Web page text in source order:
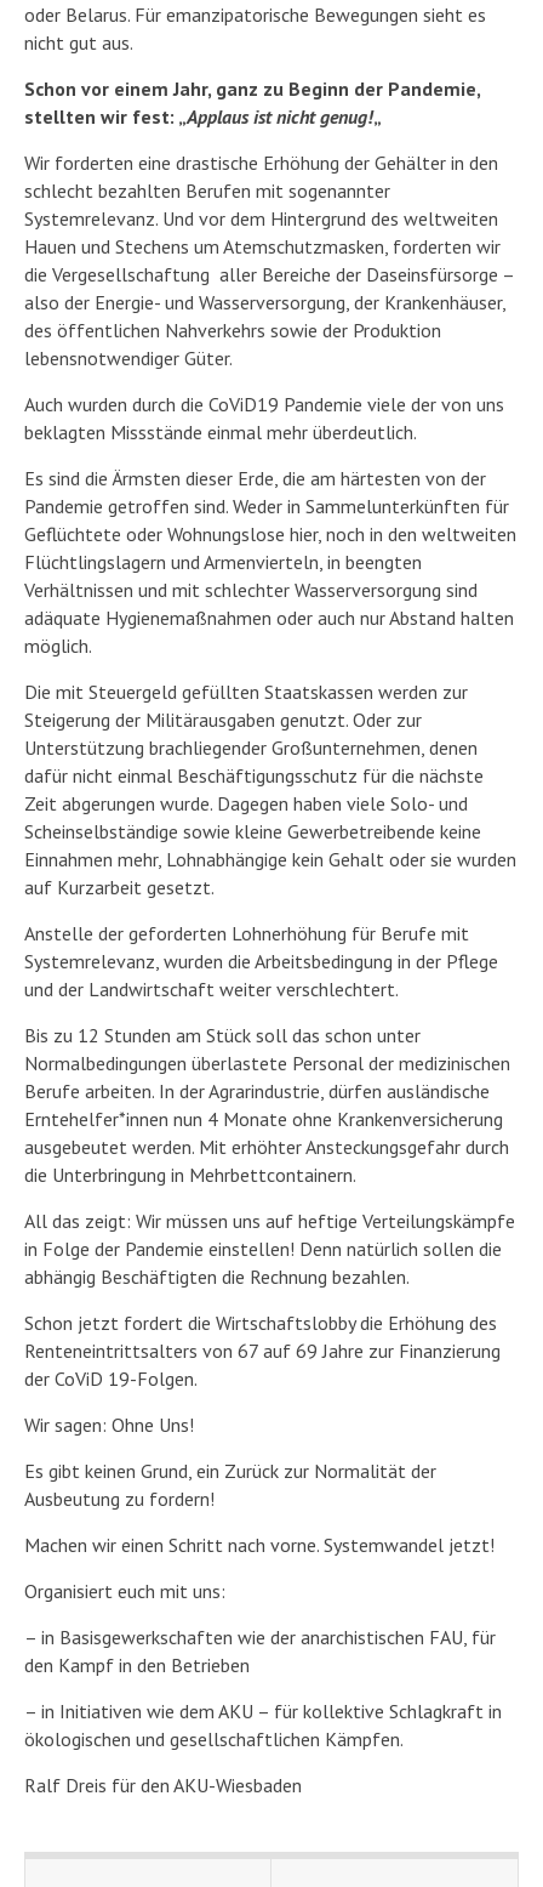
oder Belarus. Für emanzipatorische Bewegungen sieht es
nicht gut aus.
Schon vor einem Jahr, ganz zu Beginn der Pandemie,
stellten wir fest: „Applaus ist nicht genug!„
Wir forderten eine drastische Erhöhung der Gehälter in den
schlecht bezahlten Berufen mit sogenannter
Systemrelevanz. Und vor dem Hintergrund des weltweiten
Hauen und Stechens um Atemschutzmasken, forderten wir
die Vergesellschaftung aller Bereiche der Daseinsfürsorge –
also der Energie- und Wasserversorgung, der Krankenhäuser,
des öffentlichen Nahverkehrs sowie der Produktion
lebensnotwendiger Güter.
Auch wurden durch die CoViD19 Pandemie viele der von uns
beklagten Missstände einmal mehr überdeutlich.
Es sind die Ärmsten dieser Erde, die am härtesten von der
Pandemie getroffen sind. Weder in Sammelunterkünften für
Geflüchtete oder Wohnungslose hier, noch in den weltweiten
Flüchtlingslagern und Armenvierteln, in beengten
Verhältnissen und mit schlechter Wasserversorgung sind
adäquate Hygienemaßnahmen oder auch nur Abstand halten
möglich.
Die mit Steuergeld gefüllten Staatskassen werden zur
Steigerung der Militärausgaben genutzt. Oder zur
Unterstützung brachliegender Großunternehmen, denen
dafür nicht einmal Beschäftigungsschutz für die nächste
Zeit abgerungen wurde. Dagegen haben viele Solo- und
Scheinselbständige sowie kleine Gewerbetreibende keine
Einnahmen mehr, Lohnabhängige kein Gehalt oder sie wurden
auf Kurzarbeit gesetzt.
Anstelle der geforderten Lohnerhöhung für Berufe mit
Systemrelevanz, wurden die Arbeitsbedingung in der Pflege
und der Landwirtschaft weiter verschlechtert.
Bis zu 12 Stunden am Stück soll das schon unter
Normalbedingungen überlastete Personal der medizinischen
Berufe arbeiten. In der Agrarindustrie, dürfen ausländische
Erntehelfer*innen nun 4 Monate ohne Krankenversicherung
ausgebeutet werden. Mit erhöhter Ansteckungsgefahr durch
die Unterbringung in Mehrbettcontainern.
All das zeigt: Wir müssen uns auf heftige Verteilungskämpfe
in Folge der Pandemie einstellen! Denn natürlich sollen die
abhängig Beschäftigten die Rechnung bezahlen.
Schon jetzt fordert die Wirtschaftslobby die Erhöhung des
Renteneintrittsalters von 67 auf 69 Jahre zur Finanzierung
der CoViD 19-Folgen.
Wir sagen: Ohne Uns!
Es gibt keinen Grund, ein Zurück zur Normalität der
Ausbeutung zu fordern!
Machen wir einen Schritt nach vorne. Systemwandel jetzt!
Organisiert euch mit uns:
– in Basisgewerkschaften wie der anarchistischen FAU, für
den Kampf in den Betrieben
– in Initiativen wie dem AKU – für kollektive Schlagkraft in
ökologischen und gesellschaftlichen Kämpfen.
Ralf Dreis für den AKU-Wiesbaden